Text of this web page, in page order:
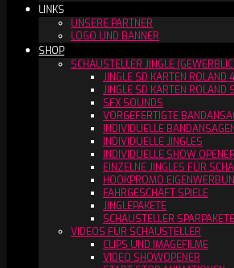
LINKS
UNSERE PARTNER
LOGO UND BANNER
SHOP
SCHAUSTELLER JINGLE
JINGLE SD KARTEN ROLAND
JINGLE SD KARTEN ROLAND
SFX SOUNDS
VORGEFERTIGTE
INDIVIDUELLE BANDANSAGEN
INDIVIDUELLE JINGLES
INDIVIDUELLE SHOW OPENER
EINZELNE JINGLES FÜR
HOOKPROMO
FAHRGESCHÄFT SPIELE
JINGLEPAKETE
SCHAUSTELLER SPARPAKETE
VIDEOS FÜR SCHAUSTELLER
CLIPS UND IMAGEFILME
VIDEO SHOWOPENER